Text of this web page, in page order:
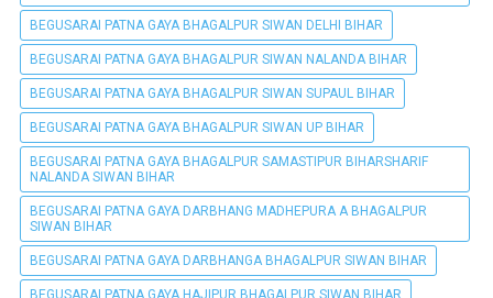
BEGUSARAI PATNA GAYA BHAGALPUR SIWAN DELHI BIHAR
BEGUSARAI PATNA GAYA BHAGALPUR SIWAN NALANDA BIHAR
BEGUSARAI PATNA GAYA BHAGALPUR SIWAN SUPAUL BIHAR
BEGUSARAI PATNA GAYA BHAGALPUR SIWAN UP BIHAR
BEGUSARAI PATNA GAYA BHAGALPUR SAMASTIPUR BIHARSHARIF
NALANDA SIWAN BIHAR
BEGUSARAI PATNA GAYA DARBHANG MADHEPURA A BHAGALPUR
SIWAN BIHAR
BEGUSARAI PATNA GAYA DARBHANGA BHAGALPUR SIWAN BIHAR
BEGUSARAI PATNA GAYA HAJIPUR BHAGALPUR SIWAN BIHAR